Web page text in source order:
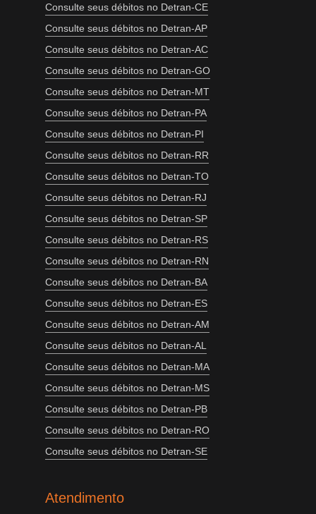
Consulte seus débitos no Detran-CE
Consulte seus débitos no Detran-AP
Consulte seus débitos no Detran-AC
Consulte seus débitos no Detran-GO
Consulte seus débitos no Detran-MT
Consulte seus débitos no Detran-PA
Consulte seus débitos no Detran-PI
Consulte seus débitos no Detran-RR
Consulte seus débitos no Detran-TO
Consulte seus débitos no Detran-RJ
Consulte seus débitos no Detran-SP
Consulte seus débitos no Detran-RS
Consulte seus débitos no Detran-RN
Consulte seus débitos no Detran-BA
Consulte seus débitos no Detran-ES
Consulte seus débitos no Detran-AM
Consulte seus débitos no Detran-AL
Consulte seus débitos no Detran-MA
Consulte seus débitos no Detran-MS
Consulte seus débitos no Detran-PB
Consulte seus débitos no Detran-RO
Consulte seus débitos no Detran-SE
Atendimento